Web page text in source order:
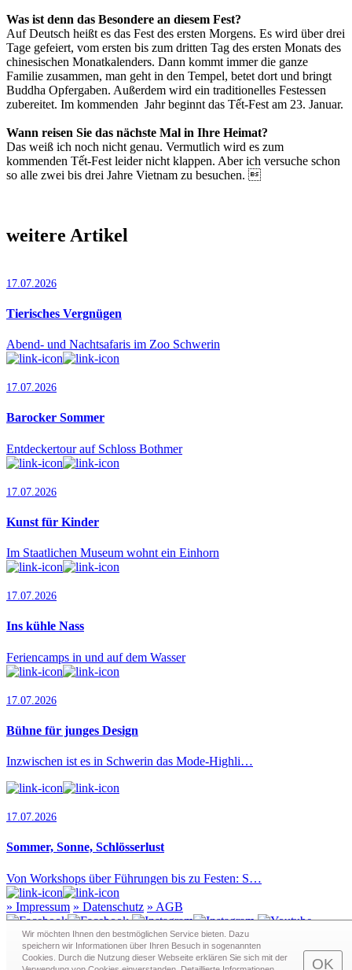
Was ist denn das Besondere an diesem Fest?
Auf Deutsch heißt es das Fest des ersten Morgens. Es wird über drei
Tage gefeiert, vom ersten bis zum dritten Tag des ersten Monats des
chinesischen Monatkalenders. Dann kommt immer die ganze
Familie zusammen, man geht in den Tempel, betet dort und bringt
Buddha Opfergaben. Außerdem wird ein traditionelles Festessen
zubereitet. Im kommenden Jahr beginnt das Tết-Fest am 23. Januar.
Wann reisen Sie das nächste Mal in Ihre Heimat?
Das weiß ich noch nicht genau. Vermutlich wird es zum
kommenden Tết-Fest leider nicht klappen. Aber ich versuche schon
so alle zwei bis drei Jahre Vietnam zu besuchen. 
weitere Artikel
17.07.2026
Tierisches Vergnügen
Abend- und Nachtsafaris im Zoo Schwerin
17.07.2026
Barocker Sommer
Entdeckertour auf Schloss Bothmer
17.07.2026
Kunst für Kinder
Im Staatlichen Museum wohnt ein Einhorn
17.07.2026
Ins kühle Nass
Feriencamps in und auf dem Wasser
17.07.2026
Bühne für junges Design
Inzwischen ist es in Schwerin das Mode-Highli…
17.07.2026
Sommer, Sonne, Schlösserlust
Von Workshops über Führungen bis zu Festen: S…
» Impressum » Datenschutz » AGB
Redaktion · Graf-Schack-Alle 8 · 19053 Schwerin
Wir möchten Ihnen den bestmöglichen Service bieten. Dazu
speichern wir Informationen über Ihren Besuch in sogenann­ten
Cookies. Durch die Nutzung dieser Webseite erklären Sie sich mit der
OK